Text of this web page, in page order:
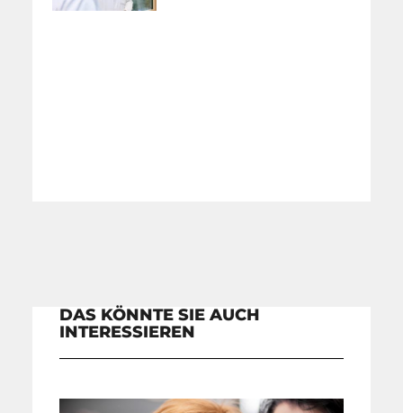
DAS KÖNNTE SIE AUCH
INTERESSIEREN